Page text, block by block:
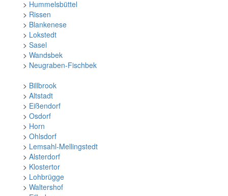
> Hummelsbüttel
> Rissen
> Blankenese
> Lokstedt
> Sasel
> Wandsbek
> Neugraben-Fischbek
> Billbrook
> Altstadt
> Eißendorf
> Osdorf
> Horn
> Ohlsdorf
> Lemsahl-Mellingstedt
> Alsterdorf
> Klostertor
> Lohbrügge
> Waltershof